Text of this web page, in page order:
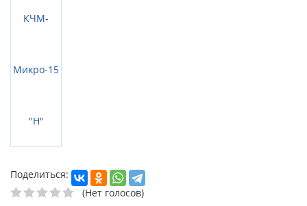
Поделиться:
(Нет голосов)